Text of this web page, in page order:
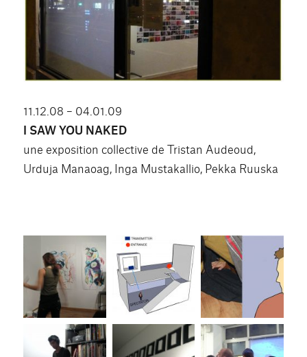
11.12.08 – 04.01.09
I SAW YOU NAKED
une exposition collective de Tristan Audeoud,
Urduja Manaoag, Inga Mustakallio, Pekka Ruuska